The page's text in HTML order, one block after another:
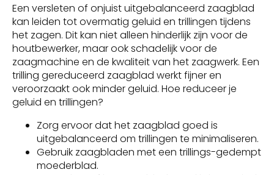
Een versleten of onjuist uitgebalanceerd zaagblad
kan leiden tot overmatig geluid en trillingen tijdens
het zagen. Dit kan niet alleen hinderlijk zijn voor de
houtbewerker, maar ook schadelijk voor de
zaagmachine en de kwaliteit van het zaagwerk. Een
trilling gereduceerd zaagblad werkt fijner en
veroorzaakt ook minder geluid. Hoe reduceer je
geluid en trillingen?
Zorg ervoor dat het zaagblad goed is
uitgebalanceerd om trillingen te minimaliseren.
Gebruik zaagbladen met een trillings-gedempt
moederblad.